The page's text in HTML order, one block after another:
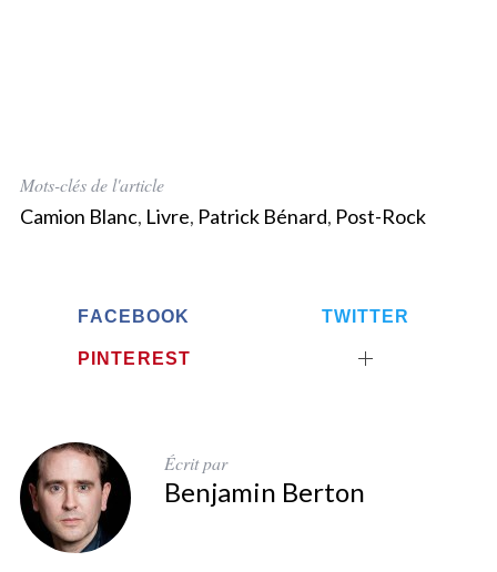
Mots-clés de l'article
Camion Blanc, Livre, Patrick Bénard, Post-Rock
FACEBOOK TWITTER
PINTEREST
Écrit par
Benjamin Berton
r